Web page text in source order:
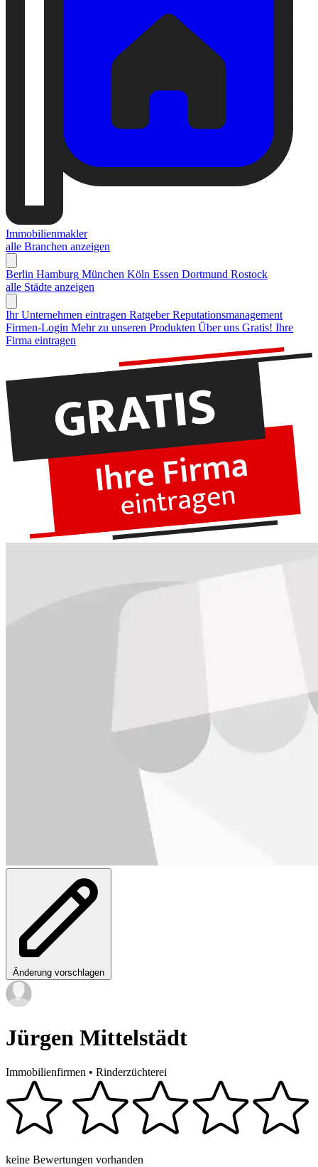
Immobilienmakler
alle Branchen anzeigen
Berlin Hamburg München Köln Essen Dortmund Rostock
alle Städte anzeigen
Ihr Unternehmen eintragen Ratgeber Reputationsmanagement
Firmen-Login Mehr zu unseren Produkten Über uns Gratis! Ihre
Firma eintragen
Änderung vorschlagen
Jürgen Mittelstädt
Immobilienfirmen • Rinderzüchterei
keine Bewertungen vorhanden